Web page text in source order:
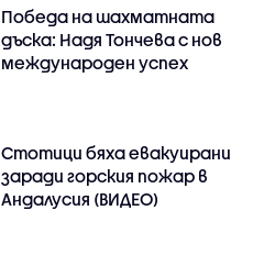
Победа на шахматната
дъска: Надя Тончева с нов
международен успех
Стотици бяха евакуирани
заради горския пожар в
Андалусия (ВИДЕО)